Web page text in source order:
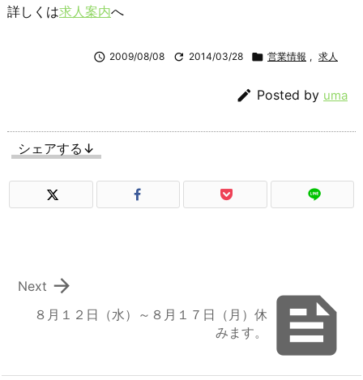
詳しくは求人案内へ
 2009/08/08  2014/03/28  営業情報 , 求人
 Posted by uma
シェアする↓

８月１２日（水）～８月１７日（月）休
みます。

Next